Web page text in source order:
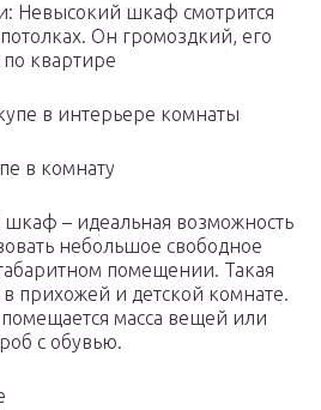
Невысокий шкаф смотрится
Он громоздкий, его
по квартире
в интерьере комнаты
в комнату
– идеальная возможность
небольшое свободное
помещении. Такая
прихожей и детской комнате.
масса вещей или
с обувью.